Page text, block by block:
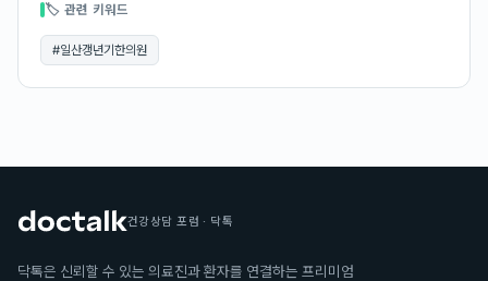
🏷 관련 키워드
#일산갱년기한의원
건강상담 포럼 · 닥톡
닥톡은 신뢰할 수 있는 의료진과 환자를 연결하는 프리미엄